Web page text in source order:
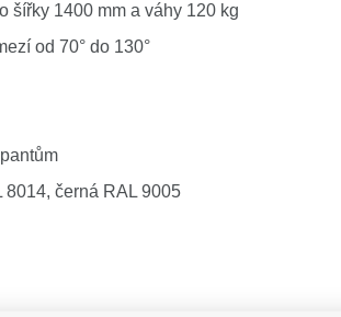
šířky 1400 mm a váhy 120 kg
od 70° do 130°
8014, černá RAL 9005